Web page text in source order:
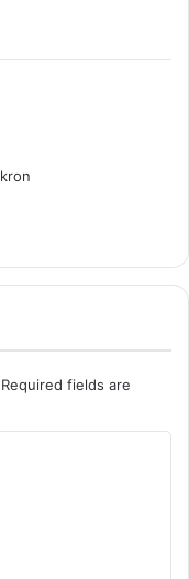
Required fields are